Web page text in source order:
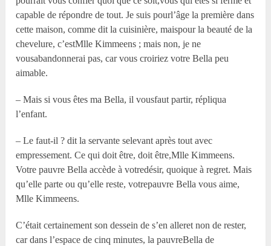
capable de répondre de tout. Je suis pourl’âge la première dans
cette maison, comme dit la cuisinière, maispour la beauté de la
chevelure, c’estMlle Kimmeens ; mais non, je ne
vousabandonnerai pas, car vous croiriez votre Bella peu
aimable.
– Mais si vous êtes ma Bella, il vousfaut partir, répliqua
l’enfant.
– Le faut-il ? dit la servante selevant après tout avec
empressement. Ce qui doit être, doit être,Mlle Kimmeens.
Votre pauvre Bella accède à votredésir, quoique à regret. Mais
qu’elle parte ou qu’elle reste, votrepauvre Bella vous aime,
Mlle Kimmeens.
C’était certainement son dessein de s’en alleret non de rester,
car dans l’espace de cinq minutes, la pauvreBella de